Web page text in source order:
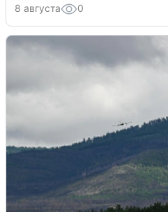
8 августа 0